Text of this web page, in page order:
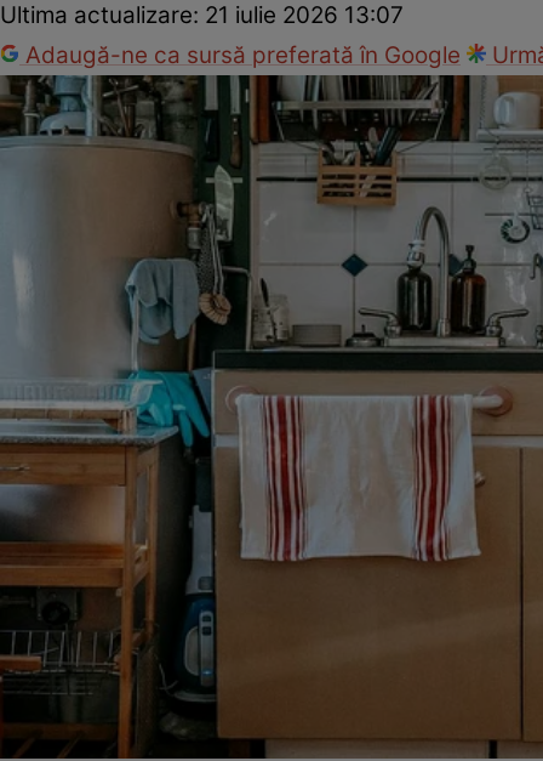
Ultima actualizare: 21 iulie 2026 13:07
Adaugă-ne ca sursă preferată în Google